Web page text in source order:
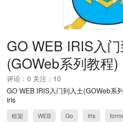
GO WEB IRIS入
(GOWeb系列教程)
评论：0 关注：10
GO WEB IRIS入门到入土(GOWeb系
iris
框架 WEB Go Iris